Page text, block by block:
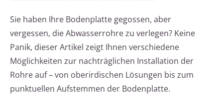
Sie haben Ihre Bodenplatte gegossen, aber
vergessen, die Abwasserrohre zu verlegen? Keine
Panik, dieser Artikel zeigt Ihnen verschiedene
Möglichkeiten zur nachträglichen Installation der
Rohre auf – von oberirdischen Lösungen bis zum
punktuellen Aufstemmen der Bodenplatte.